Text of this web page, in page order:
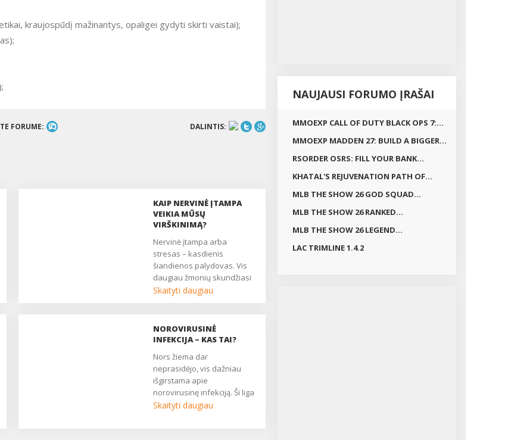
kraujospūdį mažinantys, opaligei gydyti skirti vaistai);
FORUME: DALINTIS:
KAIP NERVINĖ ĮTAMPA
VEIKIA MŪSŲ
VIRŠKINIMĄ?
Nervinė įtampa arba
stresas – kasdienis
šiandienos palydovas. Vis
daugiau žmonių skundžiasi
dirgliosios žarnos
vaidina labai svarbų
vaidmenį. Ar žinote, kokie
nervinės įtampos metu ir
kaip ilgalaikis stresas veikia
virškinimo sistemą? ...
Skaityti daugiau
NOROVIRUSINĖ
INFEKCIJA – KAS TAI?
Nors žiema dar
neprasidėjo, vis dažniau
išgirstama apie
norovirusinę infekciją. Ši liga
kitaip gali būti vadinama
Skaityti daugiau
NAUJAUSI FORUMO ĮRAŠAI
MMOEXP CALL OF DUTY BLACK OPS 7:...
MMOEXP MADDEN 27: BUILD A BIGGER...
RSORDER OSRS: FILL YOUR BANK...
KHATAL'S REJUVENATION PATH OF...
MLB THE SHOW 26 GOD SQUAD...
MLB THE SHOW 26 RANKED...
MLB THE SHOW 26 LEGEND...
LAC TRIMLINE 1.4.2